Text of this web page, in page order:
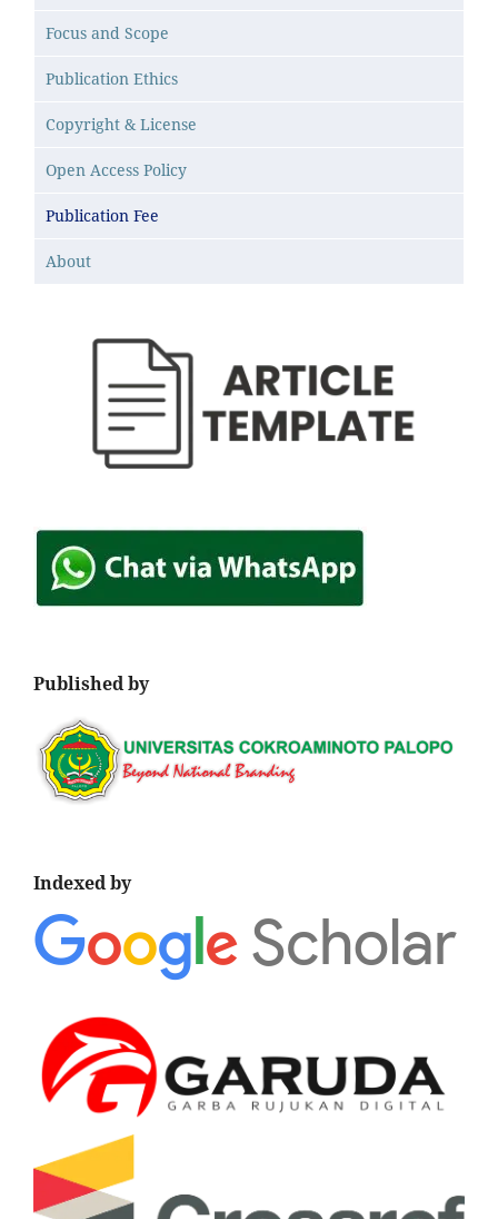
Focus and Scope
Publication Ethics
Copyright & License
Open Access Policy
Publication Fee
About
Published by
Indexed by